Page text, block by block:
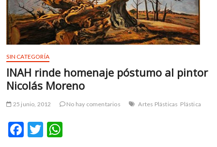
SIN CATEGORÍA
INAH rinde homenaje póstumo al pintor
Nicolás Moreno
25 junio, 2012 No hay comentarios Artes Plásticas Plástica
F
T